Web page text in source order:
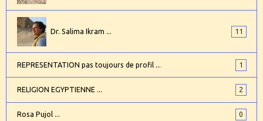
Dr. Salima Ikram ... 11
REPRESENTATION pas toujours de profil ... 1
RELIGION EGYPTIENNE ... 2
Rosa Pujol ... 0